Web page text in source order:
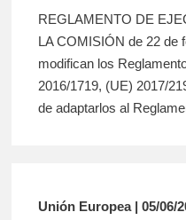
REGLAMENTO DE
LA COMISIÓN de 22 de
modifican los
2016/1719, (UE) 2017/
de adaptarlos al
Unión Europea | 05/06/